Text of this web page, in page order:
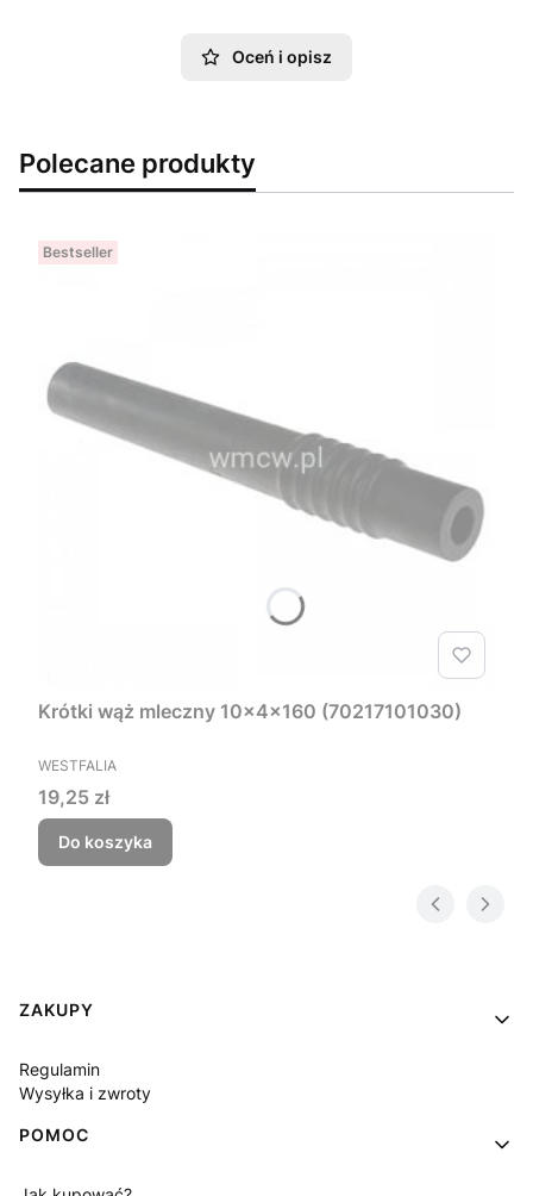
Oceń i opisz
Polecane produkty
Bestseller
Krótki wąż mleczny 10x4x160 (70217101030)
PRODUCENT
WESTFALIA
Cena
19,25 zł
Do koszyka
Linki w stopce
ZAKUPY
Regulamin
Wysyłka i zwroty
POMOC